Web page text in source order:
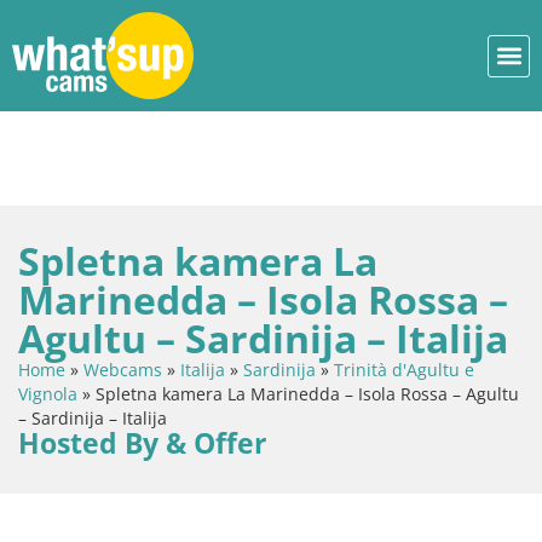
Agultu – Sardinija – Italija
Home»Webcams »Italija»Sardinija» Trinità d'Agultu e
Vignola »Spletna kamera La Marinedda – Isola Rossa – Agultu
– Sardinija – Italija
Hosted By & Offer